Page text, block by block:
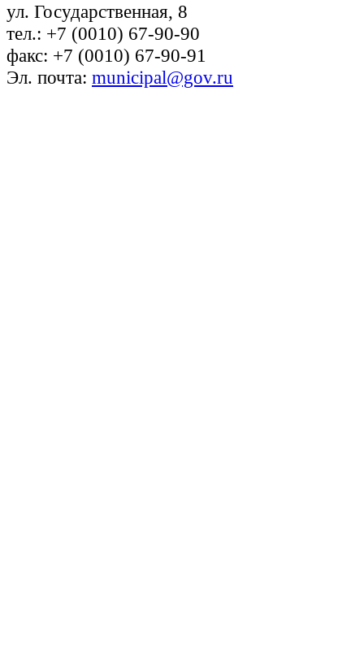
ул. Государственная, 8
тел.: +7 (0010) 67-90-90
факс: +7 (0010) 67-90-91
Эл. почта: municipal@gov.ru